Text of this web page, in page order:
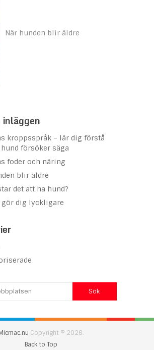
När hunden blir äldre
inläggen
kroppsspråk – lär dig förstå
försöker säga
foder och näring
blir äldre
det att ha hund?
gör dig lyckligare
Copyright © 2026.
Back to Top